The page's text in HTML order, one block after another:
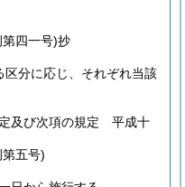
第四一号)抄
区分に応じ、それぞれ当該
及び次項の規定 平成十
五号)